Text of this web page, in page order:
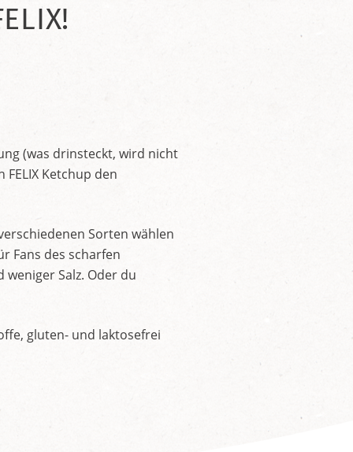
(was drinsteckt, wird nicht
Ketchup den
Sorten wählen
Fans des scharfen
Salz. Oder du
gluten- und laktosefrei